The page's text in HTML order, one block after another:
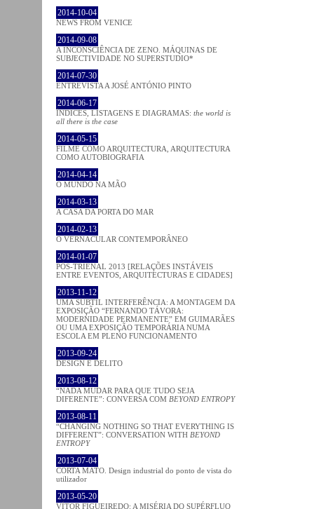
2014-10-04
NEWS FROM VENICE
2014-09-08
A INCONSCIÊNCIA DE ZENO. MÁQUINAS DE
SUBJECTIVIDADE NO SUPERSTUDIO*
2014-07-30
ENTREVISTA A JOSÉ ANTÓNIO PINTO
2014-06-17
ÍNDICES, LISTAGENS E DIAGRAMAS: the world is
all there is the case
2014-05-15
FILME COMO ARQUITECTURA, ARQUITECTURA
COMO AUTOBIOGRAFIA
2014-04-14
O MUNDO NA MÃO
2014-03-13
A CASA DA PORTA DO MAR
2014-02-13
O VERNACULAR CONTEMPORÂNEO
2014-01-07
PÓS-TRIENAL 2013 [RELAÇÕES INSTÁVEIS
ENTRE EVENTOS, ARQUITECTURAS E CIDADES]
2013-11-12
UMA SUBTIL INTERFERÊNCIA: A MONTAGEM DA
EXPOSIÇÃO “FERNANDO TÁVORA:
MODERNIDADE PERMANENTE” EM GUIMARÃES
OU UMA EXPOSIÇÃO TEMPORÁRIA NUMA
ESCOLA EM PLENO FUNCIONAMENTO
2013-09-24
DESIGN E DELITO
2013-08-12
“NADA MUDAR PARA QUE TUDO SEJA
DIFERENTE”: CONVERSA COM BEYOND ENTROPY
2013-08-11
“CHANGING NOTHING SO THAT EVERYTHING IS
DIFFERENT”: CONVERSATION WITH BEYOND
ENTROPY
2013-07-04
CORTA MATO. Design industrial do ponto de vista do
utilizador
2013-05-20
VÍTOR FIGUEIREDO: A MISÉRIA DO SUPÉRFLUO